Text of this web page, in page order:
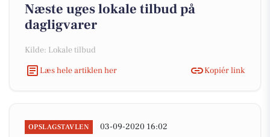
Næste uges lokale tilbud på
dagligvarer
Kilde: Lokale tilbud
Læs hele artiklen her
Kopiér link
OPSLAGSTAVLEN 03-09-2020 16:02